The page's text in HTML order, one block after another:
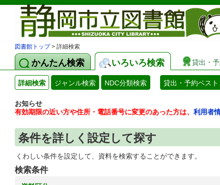
図書館トップ> 詳細検索
かんたん検索 いろいろ検索 貸出・
詳細検索 ジャンル検索 NDC分類検索 貸出・予約ベスト
お知らせ
有効期限の近い方や住所・電話番号に変更のあった方は、 利用者
条件を詳しく設定して探す
くわしい条件を設定して、資料を検索することができます。
検索条件